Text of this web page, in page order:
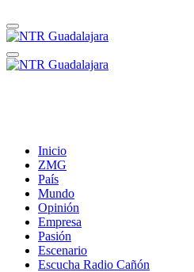
Inicio
ZMG
País
Mundo
Opinión
Empresa
Pasión
Escenario
Escucha Radio Cañón